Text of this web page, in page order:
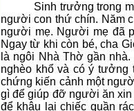
Sinh trưởng trong
người con thứ chín. Năm
người mẹ. Người mẹ đã
Ngay từ khi còn bé, cha
là ngôi Nhà Thờ gần
nghèo khổ và có ý tưởng
chứng kiến cảnh một
gì để giúp đỡ người ăn
để khâu lại chiếc quần